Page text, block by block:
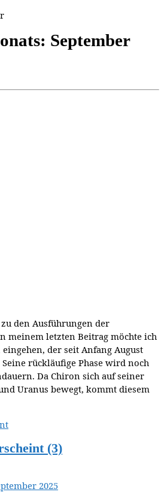
September
den Ausführungen der
meinem letzten Beitrag möchte ich
der seit Anfang August
rückläufige Phase wird noch
Da Chiron sich auf seiner
Uranus bewegt, kommt diesem
(3)
2025